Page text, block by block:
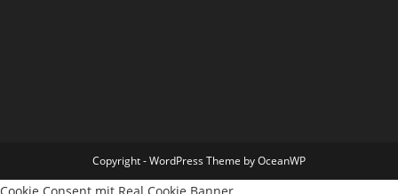
Copyright - WordPress Theme by OceanWP
Cookie Consent mit Real Cookie Banner